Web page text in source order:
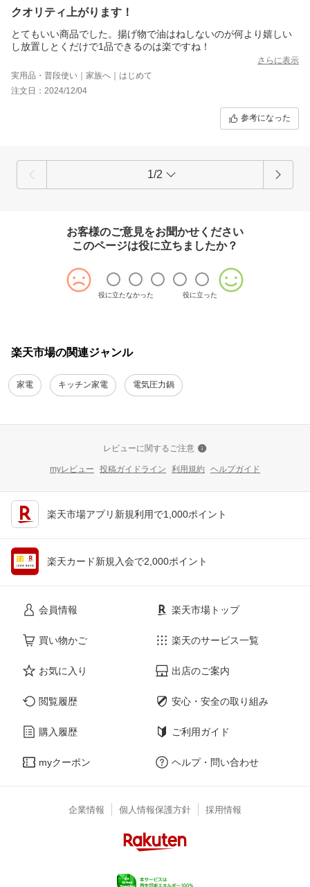
クオリティ上がります！
とてもいい商品でした。揚げ物で油はねしないのが何より嬉しい
し放置しとくだけで1品できるのは楽ですね！
さらに表示
実用品・普段使い｜家族へ｜はじめて
注文日：2024/12/04
参考になった
1/2
お客様のご意見をお聞かせください
このページは役に立ちましたか？
役に立たなかった 役に立った
楽天市場の関連ジャンル
家電 キッチン家電 電気圧力鍋
レビューに関するご注意
myレビュー 投稿ガイドライン 利用規約 ヘルプガイド
楽天市場アプリ新規利用で1,000ポイント
楽天カード新規入会で2,000ポイント
会員情報
買い物かご
お気に入り
閲覧履歴
購入履歴
myクーポン
楽天市場トップ
楽天のサービス一覧
出店のご案内
安心・安全の取り組み
ご利用ガイド
ヘルプ・問い合わせ
企業情報 個人情報保護方針 採用情報